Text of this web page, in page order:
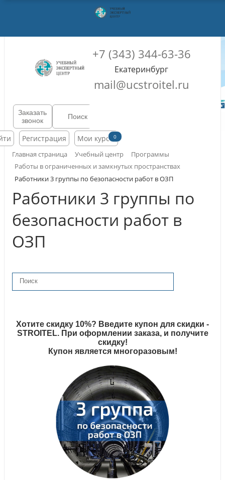
+7 (343) 344-63-36
Екатеринбург
mail@ucstroitel.ru
Заказать
звонок
Регистрация Мои курсы0
Главная страница Учебный центр
Программы
Работы в ограниченных и замкнутых пространствах
Работники 3 группы по безопасности работ в ОЗП
Работники 3 группы по
безопасности работ в
ОЗП
Хотите скидку 10%? Введите купон для скидки -
STROITEL. При оформлении заказа, и получите
скидку!
Купон является многоразовым!